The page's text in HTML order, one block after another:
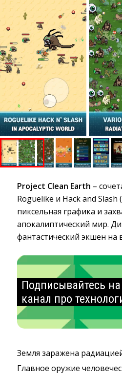
Project Clean Earth –
Roguelike и Hack and Slash
пиксельная графика и
апокалиптический мир.
фантастический экшен на
Подписывайтесь
канал про
Земля заражена
Главное оружие